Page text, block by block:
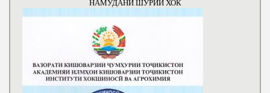
НАМУДАНИ ШУРИИ ХОК